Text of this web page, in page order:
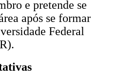
e pretende se
após se formar
Federal